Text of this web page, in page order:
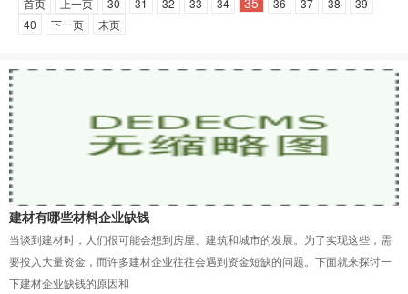
首页 上一页 30 31 32 33 34 36 37 38
39
40
下一页 末页
建材有哪些材料企业缺钱
当谈到建材时，人们很可能会想到房屋、建筑和城市的发展。为了实现这些，需
要投入大量资金，而许多建材企业往往会遇到资金短缺的问题。下面就来探讨一
下建材企业缺钱的原因和